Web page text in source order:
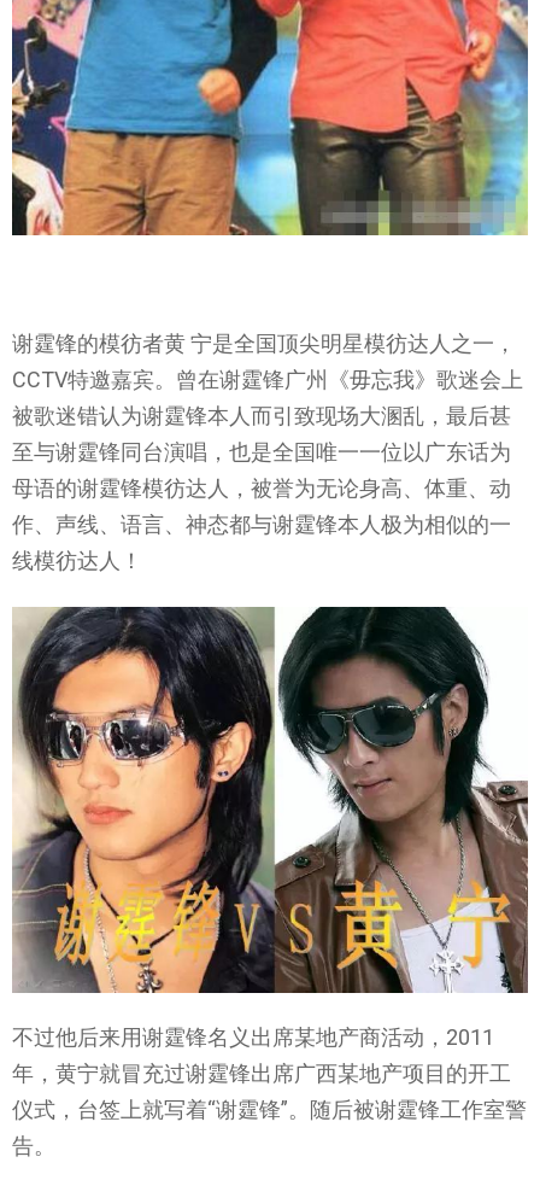
谢霆锋的模彷者黄 宁是全国顶尖明星模彷达人之一，
CCTV特邀嘉宾。曾在谢霆锋广州《毋忘我》歌迷会上
被歌迷错认为谢霆锋本人而引致现场大溷乱，最后甚
至与谢霆锋同台演唱，也是全国唯一一位以广东话为
母语的谢霆锋模彷达人，被誉为无论身高、体重、动
作、声线、语言、神态都与谢霆锋本人极为相似的一
线模彷达人！
不过他后来用谢霆锋名义出席某地产商活动，2011
年，黄宁就冒充过谢霆锋出席广西某地产项目的开工
仪式，台签上就写着“谢霆锋”。随后被谢霆锋工作室警
告。